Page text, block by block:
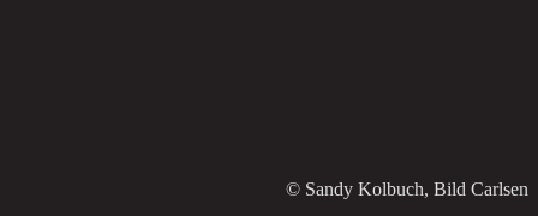
© Sandy Kolbuch, Bild Carlsen